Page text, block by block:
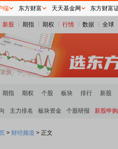
新股 期指 期权 行情 数据 全球
期指 期权 个股 板块 排行 新股
主力排名 板块资金 个股研报 新股申购
> 财经频道 > 正文
端 东方财富 天天基金网 东方财富